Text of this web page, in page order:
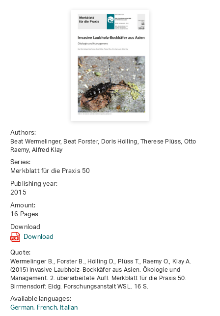
Authors:
Beat Wermelinger, Beat Forster, Doris Hölling, Therese Plüss, Otto
Raemy, Alfred Klay
Series:
Merkblatt für die Praxis 50
Publishing year:
2015
Amount:
16 Pages
Download
Download
Quote:
Wermelinger B., Forster B., Hölling D., Plüss T., Raemy O., Klay A.
(2015) Invasive Laubholz-Bockkäfer aus Asien. Ökologie und
Management. 2. überarbeitete Aufl. Merkblatt für die Praxis 50.
Birmensdorf: Eidg. Forschungsanstalt WSL. 16 S.
Available languages:
German, French,Italian